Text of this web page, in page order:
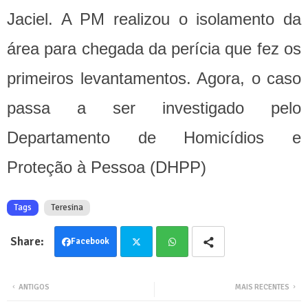
Jaciel. A PM realizou o isolamento da
área para chegada da perícia que fez os
primeiros levantamentos. Agora, o caso
passa a ser investigado pelo
Departamento de Homicídios e
Proteção à Pessoa (DHPP)
Tags Teresina
Facebook
MAIS RECENTES
ANTIGOS